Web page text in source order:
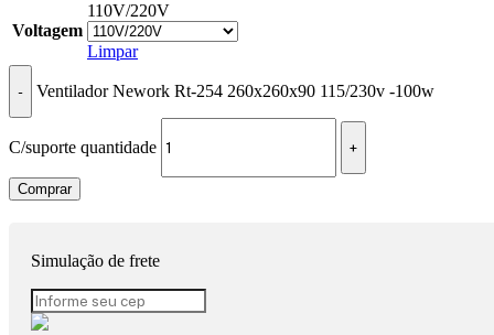
Voltagem
110V/220V
Limpar
Ventilador Nework Rt-254 260x260x90 115/230v -100w
C/suporte quantidade
Comprar
Simulação de frete